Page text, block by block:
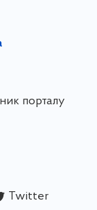
порталу
Twitter